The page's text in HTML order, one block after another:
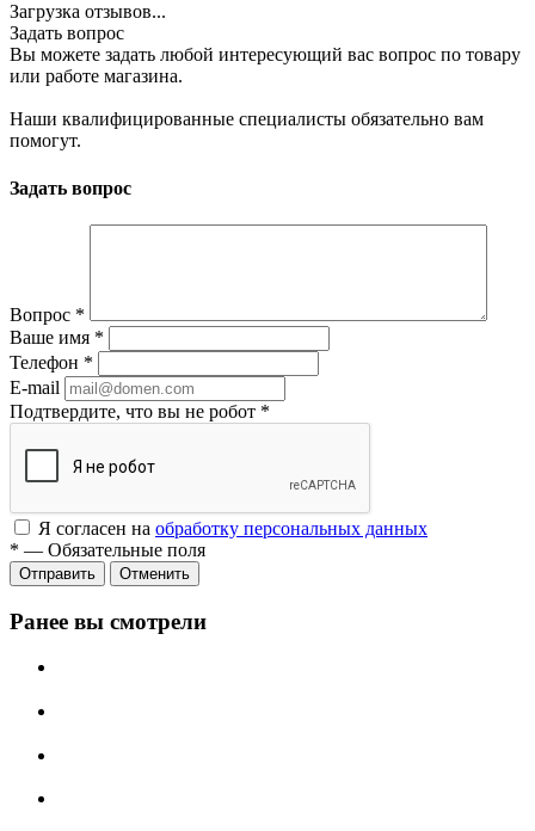
Загрузка отзывов...
Задать вопрос
Вы можете задать любой интересующий вас вопрос по товару
или работе магазина.
Наши квалифицированные специалисты обязательно вам
помогут.
Задать вопрос
Вопрос *
Ваше имя *
Телефон *
E-mail
Подтвердите, что вы не робот *
Я согласен на обработку персональных данных
* — Обязательные поля
Отменить
Ранее вы смотрели